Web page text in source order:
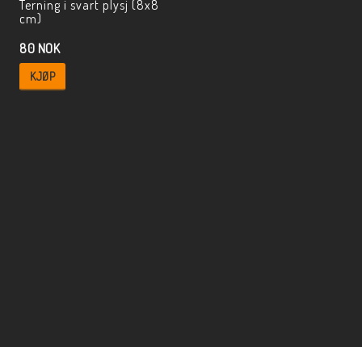
Terning i svart plysj (8x8
cm)
80 NOK
KJØP